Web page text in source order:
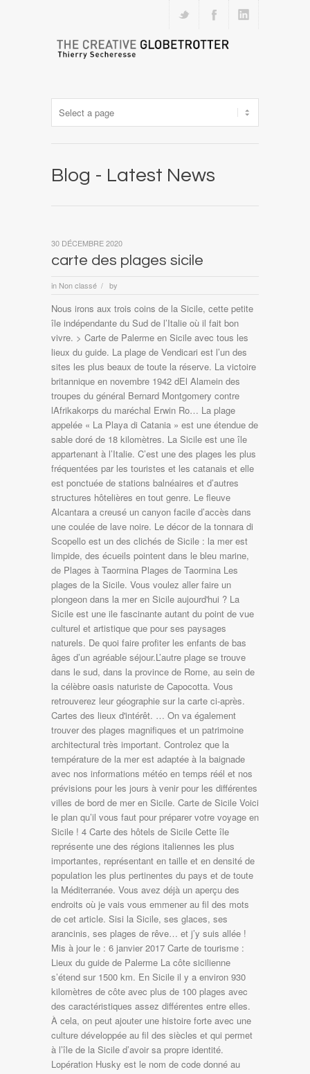
Blog - Latest News
carte des plages sicile
in Non classé / by
30 DÉCEMBRE 2020
Nous irons aux trois coins de la Sicile, cette petite
île indépendante du Sud de l’Italie où il fait bon
vivre. > Carte de Palerme en Sicile avec tous les
lieux du guide. La plage de Vendicari est l’un des
sites les plus beaux de toute la réserve. La victoire
britannique en novembre 1942 dEl Alamein des
troupes du général Bernard Montgomery contre
lAfrikakorps du maréchal Erwin Ro… La plage
appelée « La Playa di Catania » est une étendue de
sable doré de 18 kilomètres. La Sicile est une île
appartenant à l’Italie. C’est une des plages les plus
fréquentées par les touristes et les catanais et elle
est ponctuée de stations balnéaires et d’autres
structures hôtelières en tout genre. Le fleuve
Alcantara a creusé un canyon facile d’accès dans
une coulée de lave noire. Le décor de la tonnara di
Scopello est un des clichés de Sicile : la mer est
limpide, des écueils pointent dans le bleu marine,
de Plages à Taormina Plages de Taormina Les
plages de la Sicile. Vous voulez aller faire un
plongeon dans la mer en Sicile aujourd'hui ? La
Sicile est une ile fascinante autant du point de vue
culturel et artistique que pour ses paysages
naturels. De quoi faire profiter les enfants de bas
âges d’un agréable séjour.L’autre plage se trouve
dans le sud, dans la province de Rome, au sein de
la célèbre oasis naturiste de Capocotta. Vous
retrouverez leur géographie sur la carte ci-après.
Cartes des lieux d'intérêt. … On va également
trouver des plages magnifiques et un patrimoine
architectural très important. Controlez que la
température de la mer est adaptée à la baignade
avec nos informations météo en temps réél et nos
prévisions pour les jours à venir pour les différentes
villes de bord de mer en Sicile. Carte de Sicile Voici
le plan qu’il vous faut pour préparer votre voyage en
Sicile ! 4 Carte des hôtels de Sicile Cette île
représente une des régions italiennes les plus
importantes, représentant en taille et en densité de
population les plus pertinentes du pays et de toute
la Méditerranée. Vous avez déjà un aperçu des
endroits où je vais vous emmener au fil des mots
de cet article. Sisi la Sicile, ses glaces, ses
arancinis, ses plages de rêve… et j’y suis allée !
Mis à jour le : 6 janvier 2017 Carte de tourisme :
Lieux du guide de Palerme La côte sicilienne
s’étend sur 1500 km. En Sicile il y a environ 930
kilomètres de côte avec plus de 100 plages avec
des caractéristiques assez différentes entre elles.
À cela, on peut ajouter une histoire forte avec une
culture développée au fil des siècles et qui permet
à l’île de la Sicile d’avoir sa propre identité.
Lopération Husky est le nom de code donné au